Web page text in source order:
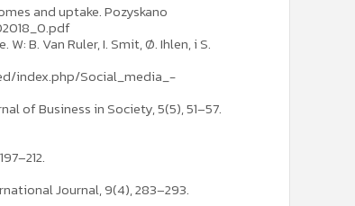
and uptake. Pozyskano
B. Van Ruler, I. Smit, Ø. Ihlen, i S.
index.php/Social_media_-
of Business in Society, 5(5), 51–57.
Journal, 9(4), 283–293.